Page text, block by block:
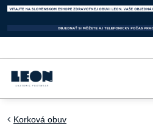
Korková obuv